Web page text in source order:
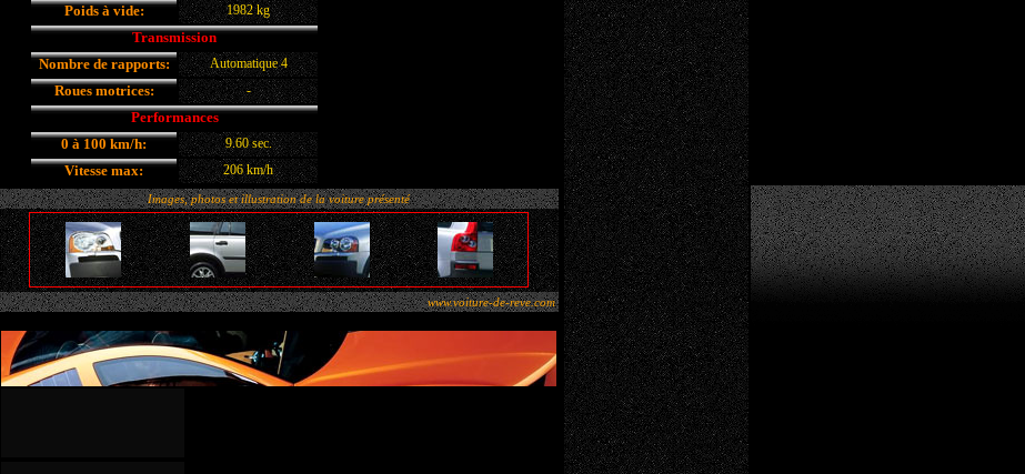
Poids à vide: 1982 kg
Transmission
Nombre de rapports:
Automatique 4
Roues motrices: -
Performances
0 à 100 km/h:
9.60 sec.
Vitesse max: 206 km/h
Images, photos et illustration de la voiture présenté
www.voiture-de-reve.com